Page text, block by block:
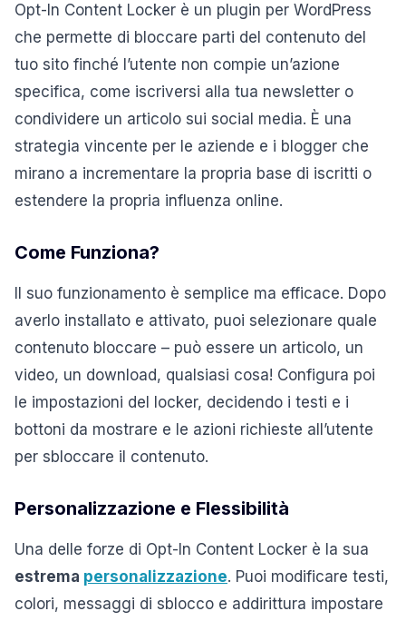
Opt-In Content Locker è un plugin per WordPress
che permette di bloccare parti del contenuto del
tuo sito finché l’utente non compie un’azione
specifica, come iscriversi alla tua newsletter o
condividere un articolo sui social media. È una
strategia vincente per le aziende e i blogger che
mirano a incrementare la propria base di iscritti o
estendere la propria influenza online.
Come Funziona?
Il suo funzionamento è semplice ma efficace. Dopo
averlo installato e attivato, puoi selezionare quale
contenuto bloccare – può essere un articolo, un
video, un download, qualsiasi cosa! Configura poi
le impostazioni del locker, decidendo i testi e i
bottoni da mostrare e le azioni richieste all’utente
per sbloccare il contenuto.
Personalizzazione e Flessibilità
Una delle forze di Opt-In Content Locker è la sua
estrema personalizzazione. Puoi modificare testi,
colori, messaggi di sblocco e addirittura impostare